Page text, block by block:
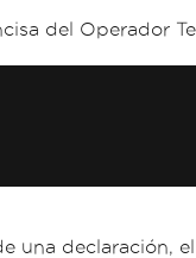
del Operador
una declaración,